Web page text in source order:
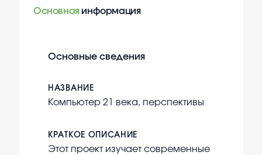
Основная информация
Основные сведения
НАЗВАНИЕ
Компьютер 21 века, перспективы
КРАТКОЕ ОПИСАНИЕ
Этот проект изучает современные